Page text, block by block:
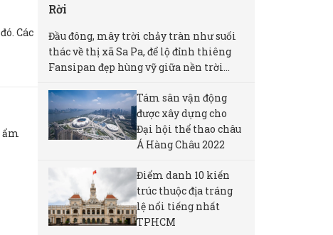
Các
ẩm
Rời
Đầu đông, mây trời chảy tràn như suối
thác về thị xã Sa Pa, để lộ đỉnh thiêng
Fansipan đẹp hùng vỹ giữa nền trời...
Tám sân vận động
được xây dựng cho
Đại hội thể thao châu
Á Hàng Châu 2022
Điểm danh 10 kiến
trúc thuộc địa tráng
lệ nổi tiếng nhất
TPHCM